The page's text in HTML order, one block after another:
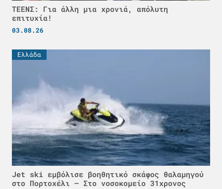
ΤΕΕΝΣ: Για άλλη μια χρονιά, απόλυτη
επιτυχία!
03.08.26
Ελλάδα
Jet ski εμβόλισε βοηθητικό σκάφος θαλαμηγού
στο Πορτοχέλι – Στο νοσοκομείο 31χρονος